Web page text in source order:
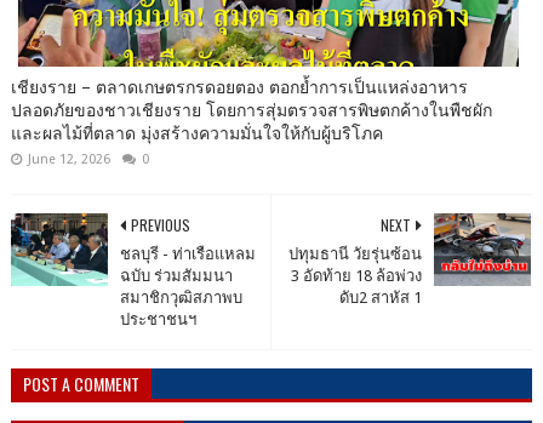
เชียงราย – ตลาดเกษตรกรดอยตอง ตอกย้ำการเป็นแหล่งอาหาร
ปลอดภัยของชาวเชียงราย โดยการสุ่มตรวจสารพิษตกค้างในพืชผัก
และผลไม้ที่ตลาด มุ่งสร้างความมั่นใจให้กับผู้บริโภค
June 12, 2026 0
NEXT
ปทุมธานี วัยรุ่นซ้อน
3 อัดท้าย 18 ล้อพ่วง
ดับ2 สาหัส 1
PREVIOUS
ชลบุรี - ท่าเรือแหลม
ฉบับ ร่วมสัมมนา
สมาชิกวุฒิสภาพบ
ประชาชนฯ
POST A COMMENT